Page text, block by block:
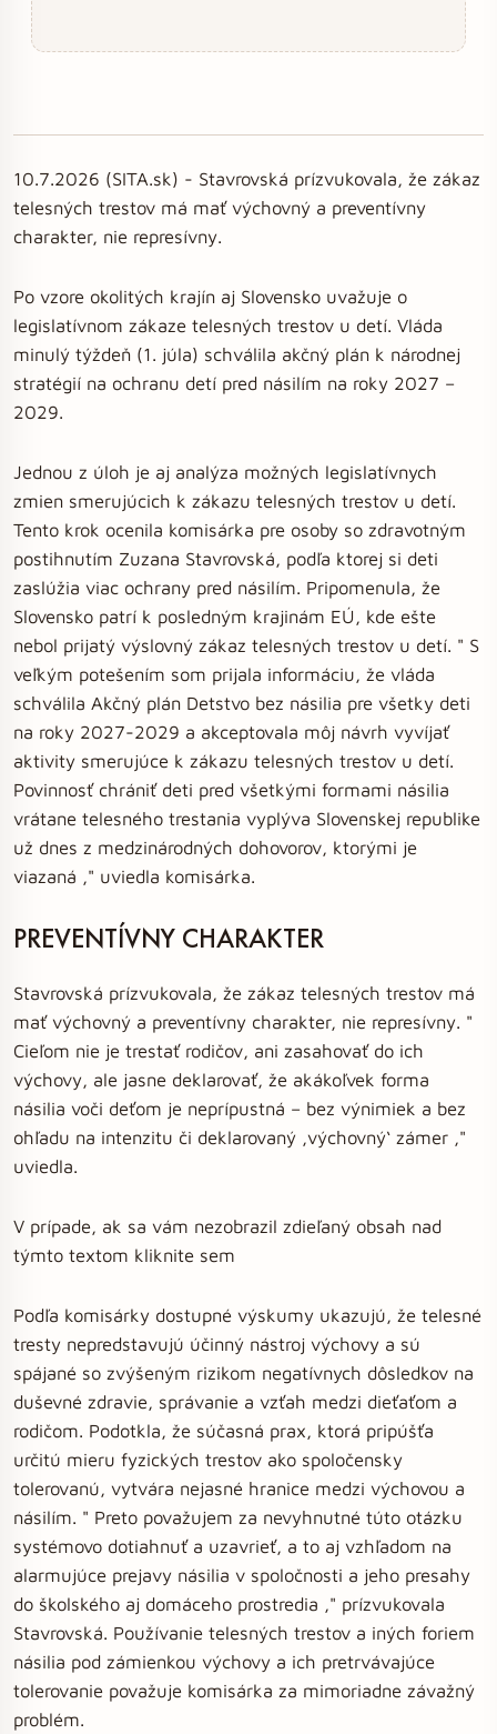
10.7.2026 (SITA.sk) - Stavrovská prízvukovala, že zákaz
telesných trestov má mať výchovný a preventívny
charakter, nie represívny.
Po vzore okolitých krajín aj Slovensko uvažuje o
legislatívnom zákaze telesných trestov u detí. Vláda
minulý týždeň (1. júla) schválila akčný plán k národnej
stratégií na ochranu detí pred násilím na roky 2027 –
2029.
Jednou z úloh je aj analýza možných legislatívnych
zmien smerujúcich k zákazu telesných trestov u detí.
Tento krok ocenila komisárka pre osoby so zdravotným
postihnutím Zuzana Stavrovská, podľa ktorej si deti
zaslúžia viac ochrany pred násilím. Pripomenula, že
Slovensko patrí k posledným krajinám EÚ, kde ešte
nebol prijatý výslovný zákaz telesných trestov u detí. " S
veľkým potešením som prijala informáciu, že vláda
schválila Akčný plán Detstvo bez násilia pre všetky deti
na roky 2027-2029 a akceptovala môj návrh vyvíjať
aktivity smerujúce k zákazu telesných trestov u detí.
Povinnosť chrániť deti pred všetkými formami násilia
vrátane telesného trestania vyplýva Slovenskej republike
už dnes z medzinárodných dohovorov, ktorými je
viazaná ," uviedla komisárka.
PREVENTÍVNY CHARAKTER
Stavrovská prízvukovala, že zákaz telesných trestov má
mať výchovný a preventívny charakter, nie represívny. "
Cieľom nie je trestať rodičov, ani zasahovať do ich
výchovy, ale jasne deklarovať, že akákoľvek forma
násilia voči deťom je neprípustná – bez výnimiek a bez
ohľadu na intenzitu či deklarovaný ‚výchovný‘ zámer ,"
uviedla.
V prípade, ak sa vám nezobrazil zdieľaný obsah nad
týmto textom kliknite sem
Podľa komisárky dostupné výskumy ukazujú, že telesné
tresty nepredstavujú účinný nástroj výchovy a sú
spájané so zvýšeným rizikom negatívnych dôsledkov na
duševné zdravie, správanie a vzťah medzi dieťaťom a
rodičom. Podotkla, že súčasná prax, ktorá pripúšťa
určitú mieru fyzických trestov ako spoločensky
tolerovanú, vytvára nejasné hranice medzi výchovou a
násilím. " Preto považujem za nevyhnutné túto otázku
systémovo dotiahnuť a uzavrieť, a to aj vzhľadom na
alarmujúce prejavy násilia v spoločnosti a jeho presahy
do školského aj domáceho prostredia ," prízvukovala
Stavrovská. Používanie telesných trestov a iných foriem
násilia pod zámienkou výchovy a ich pretrvávajúce
tolerovanie považuje komisárka za mimoriadne závažný
problém.